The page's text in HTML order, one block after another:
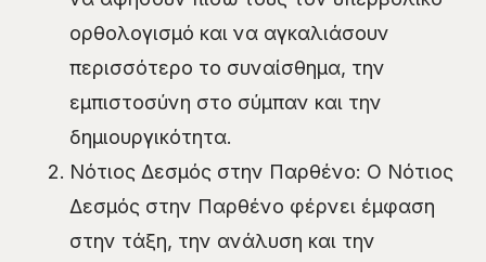
ορθολογισμό και να αγκαλιάσουν
περισσότερο το συναίσθημα, την
εμπιστοσύνη στο σύμπαν και την
δημιουργικότητα.
Νότιος Δεσμός στην Παρθένο: Ο Νότιος
Δεσμός στην Παρθένο φέρνει έμφαση
στην τάξη, την ανάλυση και την